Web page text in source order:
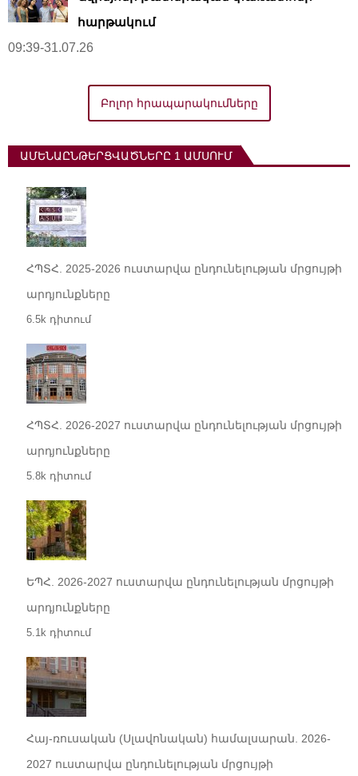
հարթակում
09:39-31.07.26
Բոլոր հրապարակումները
ԱՄԵՆԱԸՆԹԵՐՑՎԱԾՆԵՐԸ 1 ԱՄՍՈՒՄ
ՀՊՏՀ. 2025-2026 ուստարվա ընդունելության մրցույթի
արդյունքները
6.5k դիտում
ՀՊՏՀ. 2026-2027 ուստարվա ընդունելության մրցույթի
արդյունքները
5.8k դիտում
ԵՊՀ. 2026-2027 ուստարվա ընդունելության մրցույթի
արդյունքները
5.1k դիտում
Հայ-ռուսական (Սլավոնական) համալսարան. 2026-
2027 ուստարվա ընդունելության մրցույթի